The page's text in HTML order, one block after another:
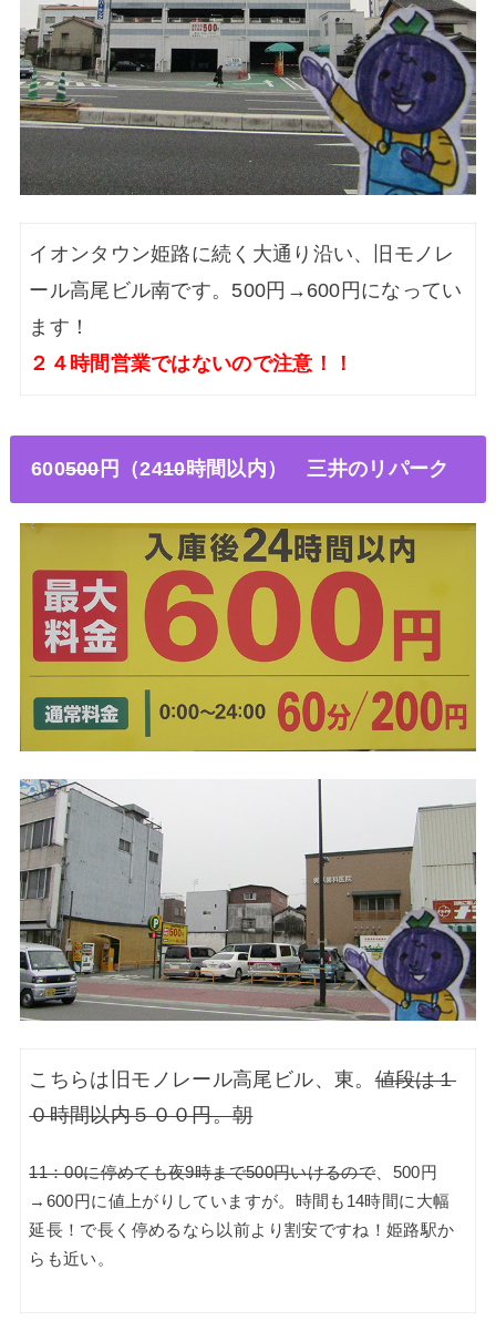
イオンタウン姫路に続く大通り沿い、旧モノレ
ール高尾ビル南です。500円→600円になってい
ます！
２４時間営業ではないので注意！！
600500円（2410時間以内）三井のリパーク
こちらは旧モノレール高尾ビル、東。値段は１
０時間以内５００円。朝
11：00に停めても夜9時まで500円いけるので、500円
→600円に値上がりしていますが。時間も14時間に大幅
延長！で長く停めるなら以前より割安ですね！姫路駅か
らも近い。